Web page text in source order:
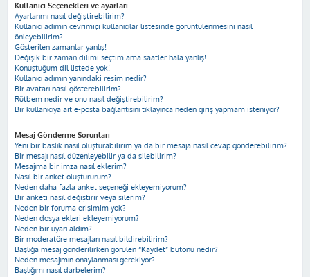
Kullanıcı Seçenekleri ve ayarları
Ayarlarımı nasıl değiştirebilirim?
Kullanıcı adımın çevrimiçi kullanıcılar listesinde görüntülenmesini nasıl
önleyebilirim?
Gösterilen zamanlar yanlış!
Değişik bir zaman dilimi seçtim ama saatler hala yanlış!
Konuştuğum dil listede yok!
Kullanıcı adımın yanındaki resim nedir?
Bir avatarı nasıl gösterebilirim?
Rütbem nedir ve onu nasıl değiştirebilirim?
Bir kullanıcıya ait e-posta bağlantısını tıklayınca neden giriş yapmam isteniyor?
Mesaj Gönderme Sorunları
Yeni bir başlık nasıl oluşturabilirim ya da bir mesaja nasıl cevap gönderebilirim?
Bir mesajı nasıl düzenleyebilir ya da silebilirim?
Mesajıma bir imza nasıl eklerim?
Nasıl bir anket oluştururum?
Neden daha fazla anket seçeneği ekleyemiyorum?
Bir anketi nasıl değiştirir veya silerim?
Neden bir foruma erişimim yok?
Neden dosya ekleri ekleyemiyorum?
Neden bir uyarı aldım?
Bir moderatöre mesajları nasıl bildirebilirim?
Başlığa mesaj gönderilirken görülen “Kaydet” butonu nedir?
Neden mesajımın onaylanması gerekiyor?
Başlığımı nasıl darbelerim?